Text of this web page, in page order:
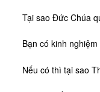
Tại sao Đức Chúa
Bạn có kinh
Nếu có thì tại sao